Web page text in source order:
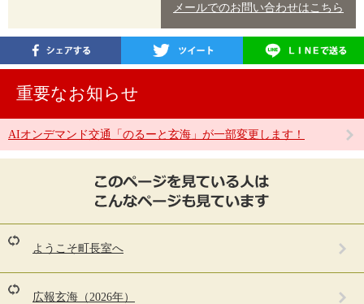
メールでのお問い合わせはこちら
重要なお知らせ
AIオンデマンド交通「のるーと玄海」が一部変更します！
ジ
を
て
い
ようこそ町長室へ
広報玄海（2026年）